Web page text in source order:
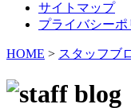
サイトマップ
プライバシーポ
HOME > スタッフブ